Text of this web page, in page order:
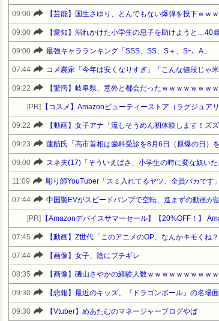
09:00 【芸能】国生さゆり、とんでもない爆弾を投下ｗｗ
09:00
09:00 最強キャラランキング「SSS、SS、S＋、Sｰ、A」
07:44 コメ農家「今年は安くなりすぎ」「こんな値段じゃ
09:22 【驚愕】岐阜県、意外と都会だったｗｗｗｗｗｗｗ
[PR] 【コスメ】Amazonビューティーストア（ラグジュア
09:22 【動画】女子アナ「流しそうめん初体験します！
09:23 蓮舫氏「高市首相は歯科受診を8月6日（原爆の日）
09:00 スネ夫(17)「そういえばさ、小学生の時に変な奴い
11:09 彫り師YouTuber「スミ入れてるヤツ、全員バカです
07:44 中国製EVがスピードバンプで空転、進まずの動画が
[PR]
07:45 【動画】Z世代「このアニメのOP、なんかキモくね
07:44 【画像】女子、陰にブチギレ
08:35 【画像】磯山さやかの経験人数ｗｗｗｗｗｗｗｗｗ
09:30
09:30 【Vtuber】めあたむのマネージャーブログやば